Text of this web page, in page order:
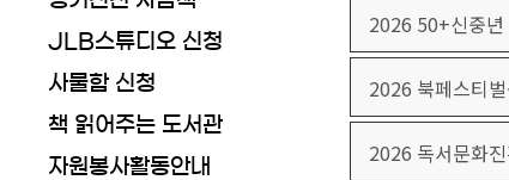
JLB스튜디오 신청
사물함 신청
책 읽어주는 도서관
자원봉사활동안내
2026 50+신중년
2026 북페스티
2026 독서문화